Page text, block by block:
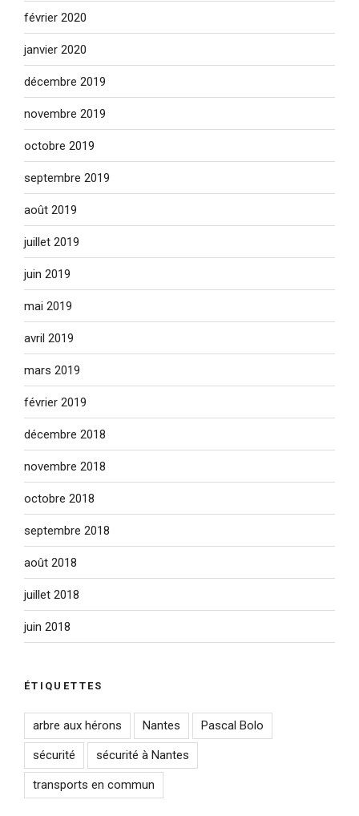
février 2020
janvier 2020
décembre 2019
novembre 2019
octobre 2019
septembre 2019
août 2019
juillet 2019
juin 2019
mai 2019
avril 2019
mars 2019
février 2019
décembre 2018
novembre 2018
octobre 2018
septembre 2018
août 2018
juillet 2018
juin 2018
ÉTIQUETTES
arbre aux hérons Nantes Pascal Bolo
sécurité sécurité à Nantes
transports en commun